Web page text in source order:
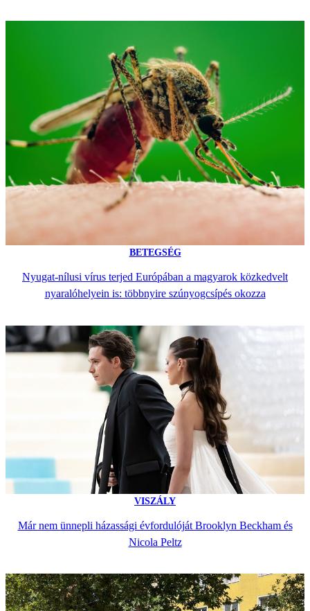
BETEGSÉG
Nyugat-nílusi vírus terjed Európában a magyarok közkedvelt
nyaralóhelyein is: többnyire szúnyogcsípés okozza
VISZÁLY
Már nem ünnepli házassági évfordulóját Brooklyn Beckham és
Nicola Peltz